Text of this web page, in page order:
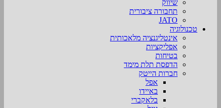
שיווק
תחבורה ציבורית
JATO
טכנולוגיה
אינטליגנציה מלאכותית
אפליקציות
בטיחות
הדפסת תלת מימד
חברות הייטק
אפל
באיידו
בלאקברי